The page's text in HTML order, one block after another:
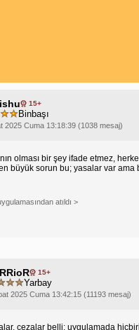
15+
Binbaşı
2025 Cuma 13:18:39 (1038 mesaj)
olması bir şey ifade etmez,
büyük sorun bu; yasalar var ama
atıldı >
15+
Yarbay
2025 Cuma 13:42:15 (11193 mesaj)
cezalar belli; uygulamada